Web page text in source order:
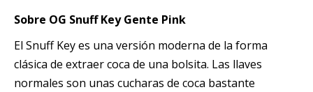
Sobre OG Snuff Key Gente Pink
El Snuff Key es una versión moderna de la forma
clásica de extraer coca de una bolsita. Las llaves
normales son unas cucharas de coca bastante